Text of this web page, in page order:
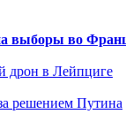
выборы во
дрон в Лейпциге
решением Путина